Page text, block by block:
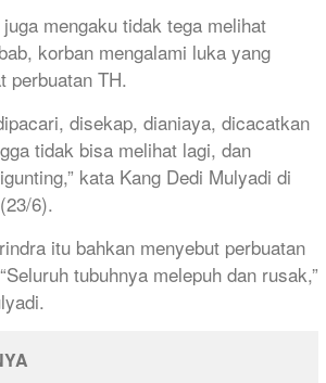
mengaku tidak tega melihat
korban mengalami luka yang
perbuatan TH.
disekap, dianiaya, dicacatkan
tidak bisa melihat lagi, dan
kata Kang Dedi Mulyadi di
6).
itu bahkan menyebut perbuatan
tubuhnya melepuh dan rusak,”